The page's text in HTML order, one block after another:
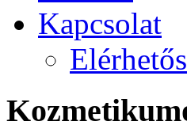
Kapcsolat